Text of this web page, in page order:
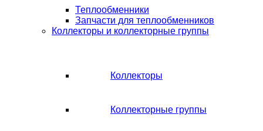
Теплообменники
Запчасти для теплообменников
Коллекторы и коллекторные группы
Коллекторы
Коллекторные группы